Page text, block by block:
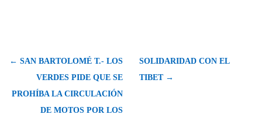
← SAN BARTOLOMÉ T.- LOS
VERDES PIDE QUE SE
PROHÍBA LA CIRCULACIÓN
DE MOTOS POR LOS
SOLIDARIDAD CON EL
TIBET →